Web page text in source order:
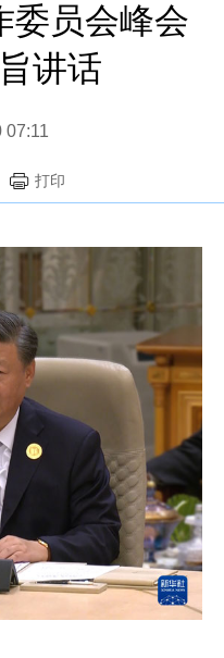
委员会峰会
讲话
07:11
打印